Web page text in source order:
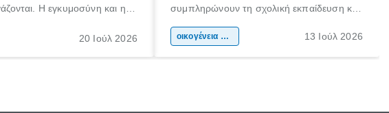
Η εγκυμοσύνη και η
στη ζωή κάθε20 Ιούλ 2026
συμπληρώνουν τη σχολική εκπαίδευση και
της προσωπικότητας, της κοινωνικότητας
οικογένεια & παιδί 13 Ιούλ 2026